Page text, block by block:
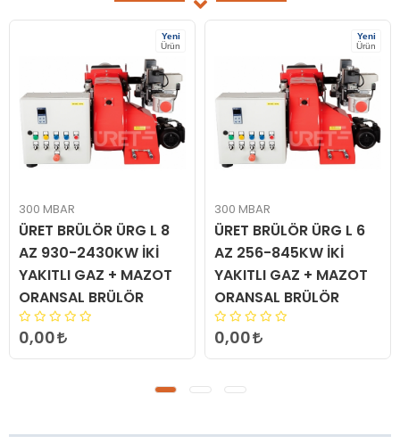
Yeni
Ürün
300 MBAR
ÜRET BRÜLÖR ÜRG L 8
AZ 930-2430KW İKİ
YAKITLI GAZ + MAZOT
ORANSAL BRÜLÖR
0,00
Yeni
Ürün
300 MBAR
ÜRET BRÜLÖR ÜRG L 6
AZ 256-845KW İKİ
YAKITLI GAZ + MAZOT
ORANSAL BRÜLÖR
0,00